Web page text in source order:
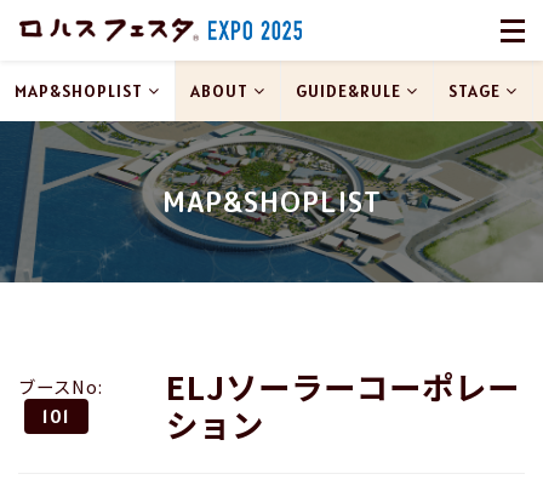
MAP&SHOPLIST
MAP&SHOPLIST ABOUT GUIDE&RULE STAGE
ブースNo:
101
ELJソーラーコーポレー
ション